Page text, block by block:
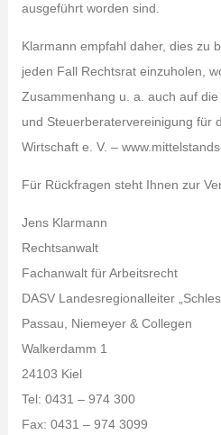
ausgeführt worden sind.
Klarmann empfahl daher, dies zu
jeden Fall Rechtsrat einzuholen,
Zusammenhang u. a. auch auf die
und Steuerberatervereinigung für
Wirtschaft e. V. –
Für Rückfragen steht Ihnen zur
Jens Klarmann
Rechtsanwalt
Fachanwalt für Arbeitsrecht
DASV Landesregionalleiter
Passau, Niemeyer & Collegen
Walkerdamm 1
24103 Kiel
Tel: 0431 – 974 300
Fax: 0431 – 974 3099